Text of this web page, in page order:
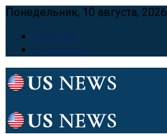
Понедельник, 10 августа, 2026
Главная
Контакты